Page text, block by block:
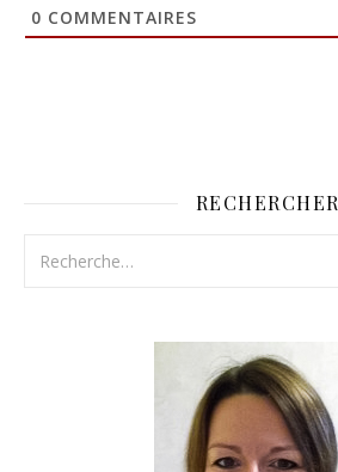
0 COMMENTAIRES
RECHERCHER